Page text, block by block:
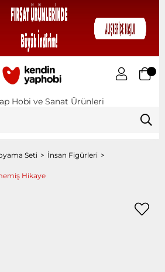
Hobi ve Sanat Ürünleri
Seti İnsan Figürleri
Hikaye